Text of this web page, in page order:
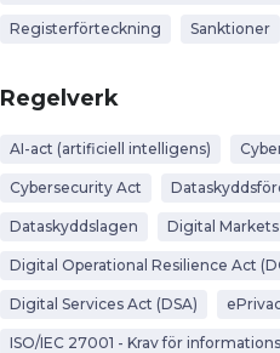
Registerförteckning Sanktioner
Regelverk
AI-act (artificiell intelligens)
Cybersecurity Act
Dataskyddslagen Digital
Digital Operational Resilience Act
Digital Services Act (DSA)
ISO/IEC 27001 - Krav för